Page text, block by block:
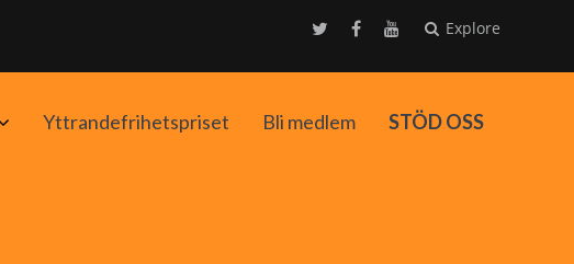
Explore
AvaaYttrandefrihetspriset Bli medlem STÖD OSS